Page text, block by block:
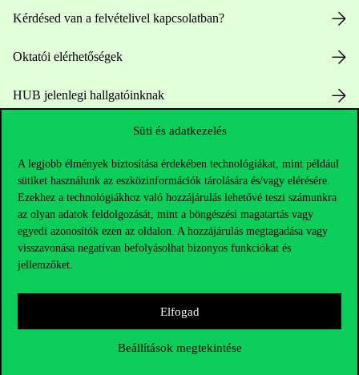
Süti és adatkezelés
A legjobb élmények biztosítása érdekében technológiákat, mint például
sütiket használunk az eszközinformációk tárolására és/vagy elérésére.
Ezekhez a technológiákhoz való hozzájárulás lehetővé teszi számunkra
az olyan adatok feldolgozását, mint a böngészési magatartás vagy
egyedi azonosítók ezen az oldalon. A hozzájárulás megtagadása vagy
visszavonása negatívan befolyásolhat bizonyos funkciókat és
jellemzőket.
Elfogad
Beállítások megtekintése
Kérdésed van a felvételivel kapcsolatban?
Oktatói elérhetőségek
HUB jelenlegi hallgatóinknak
press@uni-corvinus.hu
Hasznos linkek